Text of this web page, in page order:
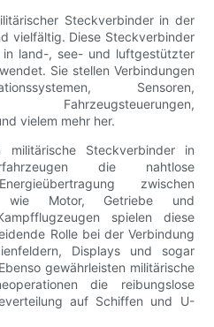
Steckverbinder in der
vielfältig. Diese Steckverbinder
land-, see- und luftgestützter
Sie stellen Verbindungen
Sensoren,
vielem mehr her.
militärische Steckverbinder in
die nahtlose
zwischen
wie Motor, Getriebe und
spielen diese
Rolle bei der Verbindung
Displays und sogar
gewährleisten militärische
die reibungslose
auf Schiffen und U-